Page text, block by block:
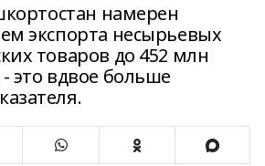
намерен
экспорта несырьевых
товаров до 452 млн
это вдвое больше